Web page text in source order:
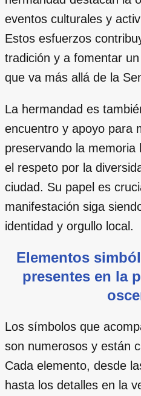
eventos culturales y
Estos esfuerzos
tradición y a fomentar
que va más allá de la
La hermandad es
encuentro y apoyo para
preservando la
el respeto por la
ciudad. Su papel es
manifestación siga
identidad y orgullo local.
Elementos
presentes en la
Los símbolos que
son numerosos y están
Cada elemento, desde
hasta los detalles en la